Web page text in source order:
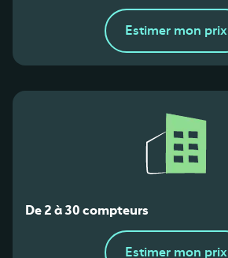
Estimer mon prix
De 2 à 30 compteurs
Estimer mon prix